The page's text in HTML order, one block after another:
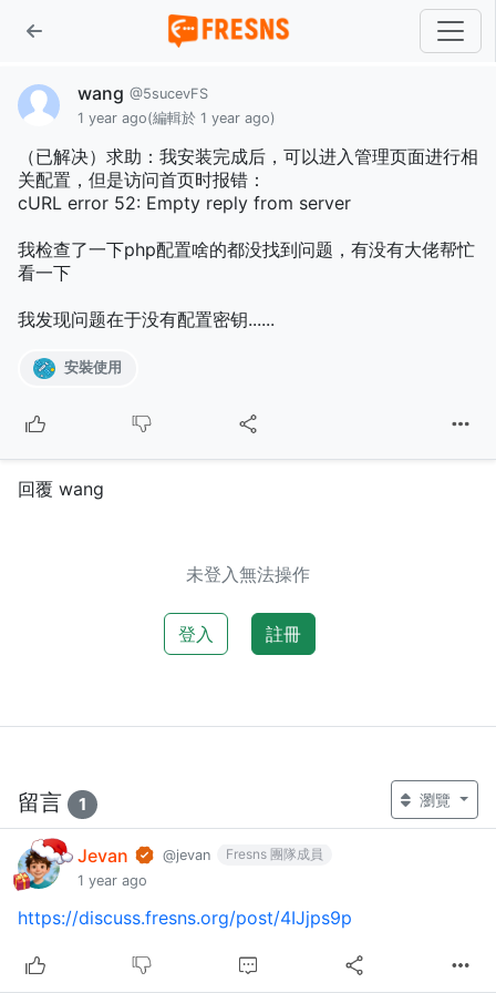
wang @5sucevFS
1 year ago(編輯於 1 year ago)
（已解决）求助：我安装完成后，可以进入管理页面进行相
关配置，但是访问首页时报错：
cURL error 52: Empty reply from server
我检查了一下php配置啥的都没找到问题，有没有大佬帮忙
看一下
我发现问题在于没有配置密钥......
安裝使用
回覆 wang
未登入無法操作
登入 註冊
留言 1 瀏覽
Jevan @jevan
Fresns 團隊成員
1 year ago
https://discuss.fresns.org/post/4IJjps9p